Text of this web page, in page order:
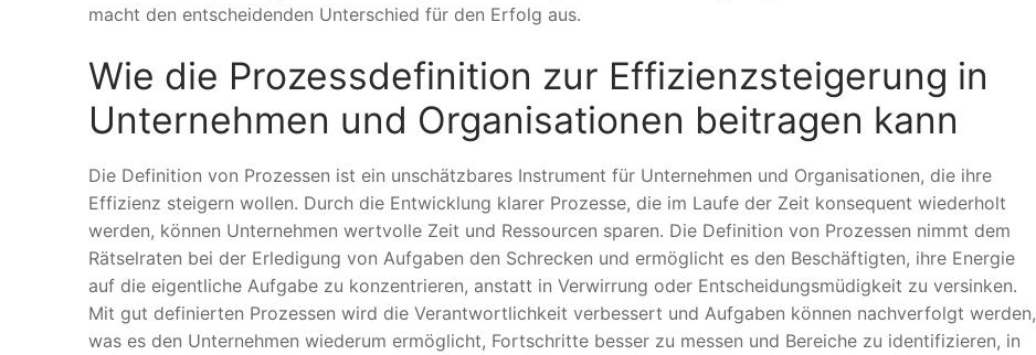
macht den entscheidenden Unterschied für den Erfolg aus.
Wie die Prozessdefinition zur Effizienzsteigerung in
Unternehmen und Organisationen beitragen kann
Die Definition von Prozessen ist ein unschätzbares Instrument für Unternehmen und Organisationen, die ihre
Effizienz steigern wollen. Durch die Entwicklung klarer Prozesse, die im Laufe der Zeit konsequent wiederholt
werden, können Unternehmen wertvolle Zeit und Ressourcen sparen. Die Definition von Prozessen nimmt dem
Rätselraten bei der Erledigung von Aufgaben den Schrecken und ermöglicht es den Beschäftigten, ihre Energie
auf die eigentliche Aufgabe zu konzentrieren, anstatt in Verwirrung oder Entscheidungsmüdigkeit zu versinken.
Mit gut definierten Prozessen wird die Verantwortlichkeit verbessert und Aufgaben können nachverfolgt werden,
was es den Unternehmen wiederum ermöglicht, Fortschritte besser zu messen und Bereiche zu identifizieren, in